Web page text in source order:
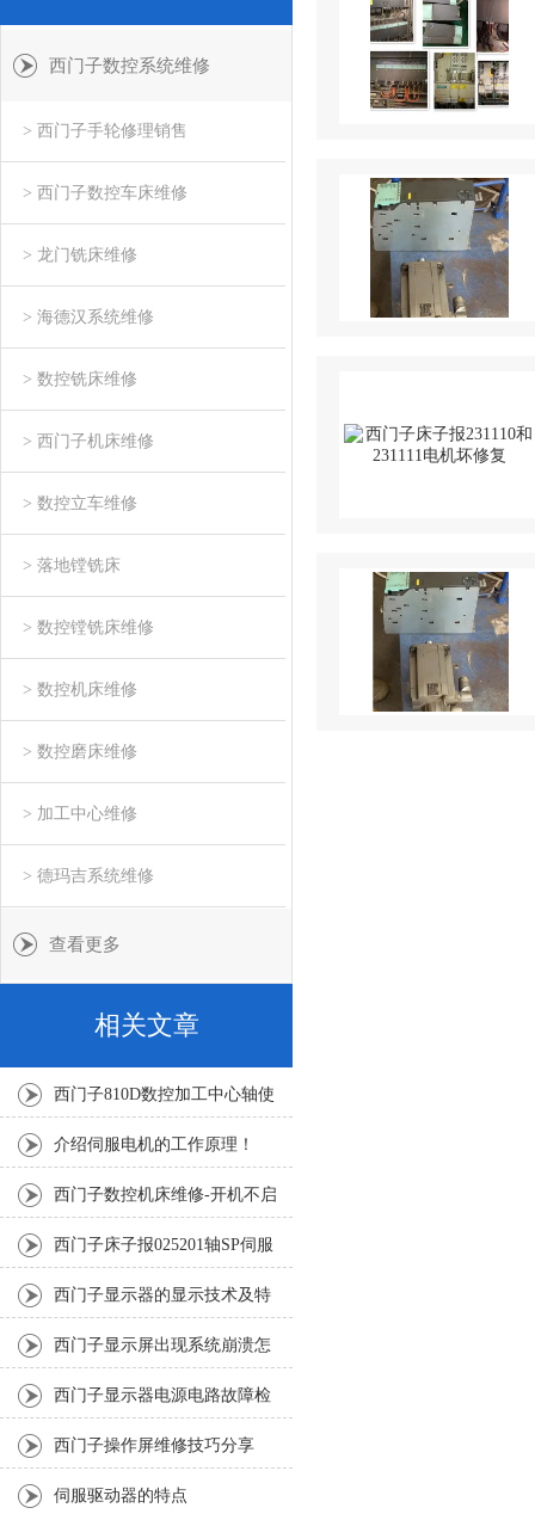
西门子数控系统维修
> 西门子手轮修理销售
> 西门子数控车床维修
> 龙门铣床维修
> 海德汉系统维修
> 数控铣床维修
> 西门子机床维修
> 数控立车维修
> 落地镗铣床
> 数控镗铣床维修
> 数控机床维修
> 数控磨床维修
> 加工中心维修
> 德玛吉系统维修
查看更多
相关文章
西门子810D数控加工中心轴使
能不上修复方法
介绍伺服电机的工作原理！
西门子数控机床维修-开机不启
动无法运行
西门子床子报025201轴SP伺服
故障问题修复解决
西门子显示器的显示技术及特
点
西门子显示屏出现系统崩溃怎
么解决
西门子显示器电源电路故障检
测
西门子操作屏维修技巧分享
伺服驱动器的特点